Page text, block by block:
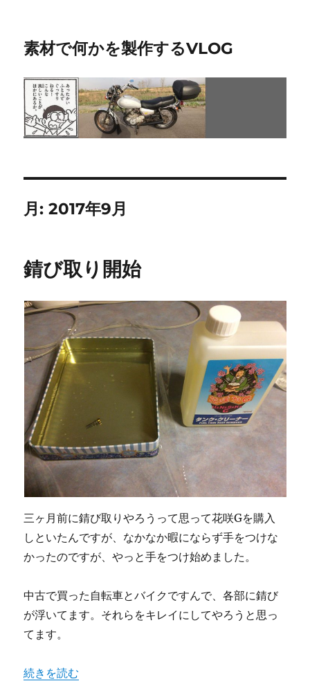
素材で何かを製作するVLOG
月:2017年9月
錆び取り開始
三ヶ月前に錆び取りやろうって思って花咲Gを購入
しといたんですが、なかなか暇にならず手をつけな
かったのですが、やっと手をつけ始めました。
中古で買った自転車とバイクですんで、各部に錆び
が浮いてます。それらをキレイにしてやろうと思っ
てます。
“錆び取り開始” の
続きを読む